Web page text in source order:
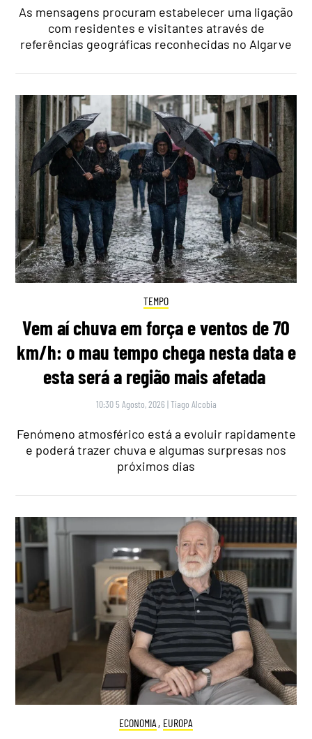
As mensagens procuram estabelecer uma ligação
com residentes e visitantes através de
referências geográficas reconhecidas no Algarve
TEMPO
Vem aí chuva em força e ventos de 70
km/h: o mau tempo chega nesta data e
esta será a região mais afetada
10:30 5 Agosto, 2026 |Tiago Alcobia
Fenómeno atmosférico está a evoluir rapidamente
e poderá trazer chuva e algumas surpresas nos
próximos dias
ECONOMIA , EUROPA